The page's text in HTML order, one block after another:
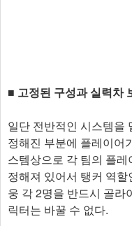
■ 고정된 구성과 실력차
일단 전반적인 시스템을
정해진 부분에 플레이어
스템상으로 각 팀의 플
정해져 있어서 탱커 역
웅 각 2명을 반드시 골라
릭터는 바꿀 수 없다.